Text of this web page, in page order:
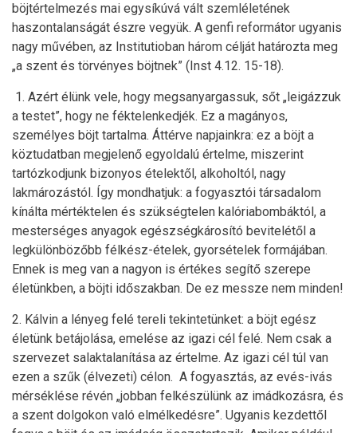
böjtértelmezés mai egysíkúvá vált szemléletének
haszontalanságát észre vegyük. A genfi reformátor ugyanis
nagy művében, az Institutioban három célját határozta meg
„a szent és törvényes böjtnek” (Inst 4.12. 15-18).
1. Azért élünk vele, hogy megsanyargassuk, sőt „leigázzuk
a testet”, hogy ne féktelenkedjék. Ez a magányos,
személyes böjt tartalma. Áttérve napjainkra: ez a böjt a
köztudatban megjelenő egyoldalú értelme, miszerint
tartózkodjunk bizonyos ételektől, alkoholtól, nagy
lakmározástól. Így mondhatjuk: a fogyasztói társadalom
kínálta mértéktelen és szükségtelen kalóriabombáktól, a
mesterséges anyagok egészségkárosító bevitelétől a
legkülönbözőbb félkész-ételek, gyorsételek formájában.
Ennek is meg van a nagyon is értékes segítő szerepe
életünkben, a böjti időszakban. De ez messze nem minden!
2. Kálvin a lényeg felé tereli tekintetünket: a böjt egész
életünk betájolása, emelése az igazi cél felé. Nem csak a
szervezet salaktalanítása az értelme. Az igazi cél túl van
ezen a szűk (élvezeti) célon. A fogyasztás, az evés-ivás
mérséklése révén „jobban felkészülünk az imádkozásra, és
a szent dolgokon való elmélkedésre”. Ugyanis kezdettől